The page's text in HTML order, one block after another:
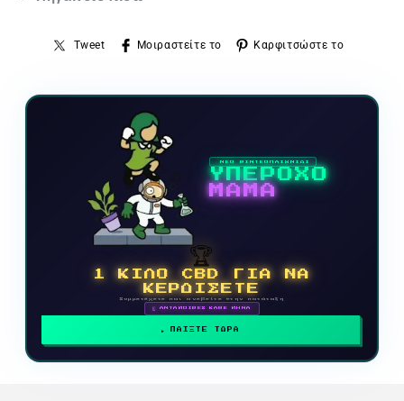
Tweet Μοιραστείτε το Καρφιτσώστε το
ΝΕΟ ΒΙΝΤΕΟΠΑΙΧΝΙΔΙ
ΥΠΕΡΟΧΟ
ΜΑΜΑ
🏆
1 ΚΙΛΟ CBD ΓΙΑ ΝΑ
ΚΕΡΔΙΣΕΤΕ
Συμμετέχετε και ανεβείτε στην κατάταξη
🗓 ΑΝΤΑΜΟΙΒΕΣ ΚΑΘΕ ΜΗΝΑ
ΠΑΙΞΤΕ ΤΩΡΑ